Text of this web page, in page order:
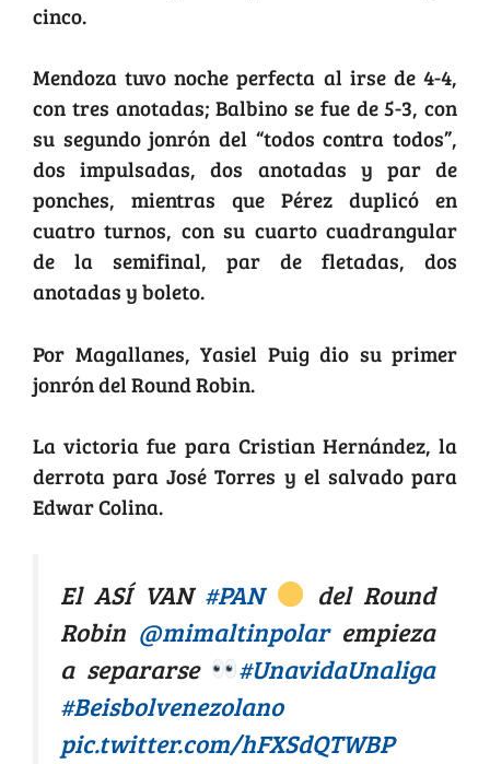
cinco.
Mendoza tuvo noche perfecta al irse de 4-4,
con tres anotadas; Balbino se fue de 5-3, con
su segundo jonrón del “todos contra todos”,
dos impulsadas, dos anotadas y par de
ponches, mientras que Pérez duplicó en
cuatro turnos, con su cuarto cuadrangular
de la semifinal, par de fletadas, dos
anotadas y boleto.
Por Magallanes, Yasiel Puig dio su primer
jonrón del Round Robin.
La victoria fue para Cristian Hernández, la
derrota para José Torres y el salvado para
Edwar Colina.
El ASÍ VAN #PAN
del Round
Robin @mimaltinpolarempieza
a separarse
#UnavidaUnaliga
#Beisbolvenezolano
pic.twitter.com/hFXSdQTWBP